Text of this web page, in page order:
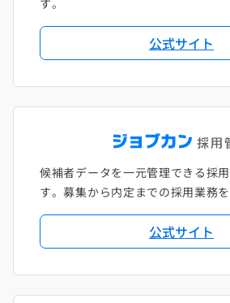
す。
公式サイト
候補者データを一元管理できる採
す。募集から内定までの採用業務を
公式サイト